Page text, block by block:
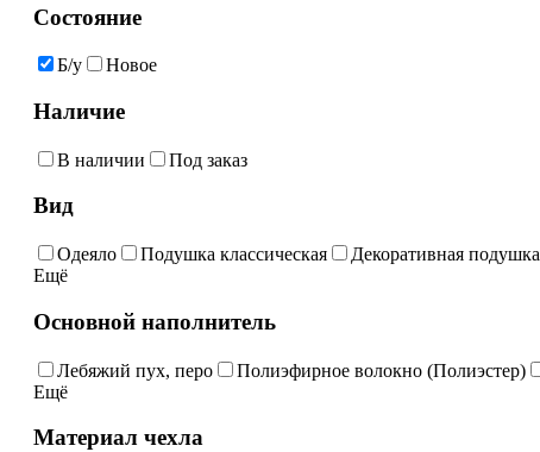
Состояние
Б/у Новое
Наличие
В наличии Под заказ
Вид
Одеяло Подушка классическая Декоративная подушка
Ещё
Основной наполнитель
Лебяжий пух, перо Полиэфирное волокно (Полиэстер)
Ещё
Материал чехла